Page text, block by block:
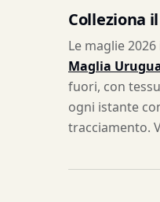
Colleziona
Le maglie
Maglia
fuori, con
ogni istante
tracciamento.